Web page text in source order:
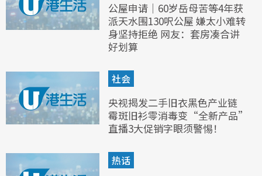
公屋申请｜60岁岳母苦等4年获
派天水围130呎公屋 嫌太小难转
身坚持拒绝 网友：套房凑合讲
好划算
社会
央视揭发二手旧衣黑色产业链
霉斑旧衫零消毒变“全新产品”
直播3大促销字眼须警惕！
热话